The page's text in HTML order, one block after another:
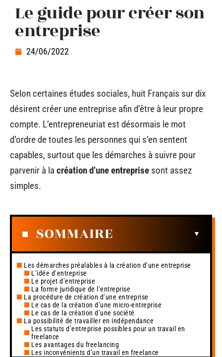
Le guide pour créer son
entreprise
24/06/2022
Selon certaines études sociales, huit Français sur dix
désirent créer une entreprise afin d’être à leur propre
compte. L’entrepreneuriat est désormais le mot
d’ordre de toutes les personnes qui s’en sentent
capables, surtout que les démarches à suivre pour
parvenir à la création d’une entreprise sont assez
simples.
SOMMAIRE
Les démarches préalables à la création d’une entreprise
L’idée d’entreprise
Le projet d’entreprise
La forme juridique de l’entreprise
La procédure de création d’une entreprise
Le cas de la création d’une micro-entreprise
Le cas de la création d’une société
La possibilité de travailler en indépendance
Les statuts d’entreprise possibles pour un travail en
freelance
Les avantages du freelancing
Les inconvénients d’un travail en freelance